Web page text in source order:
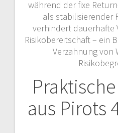
während der fixe
als stabilisierender
verhindert
Risikobereitschaft – ein
Verzahnung von
aus Pirots